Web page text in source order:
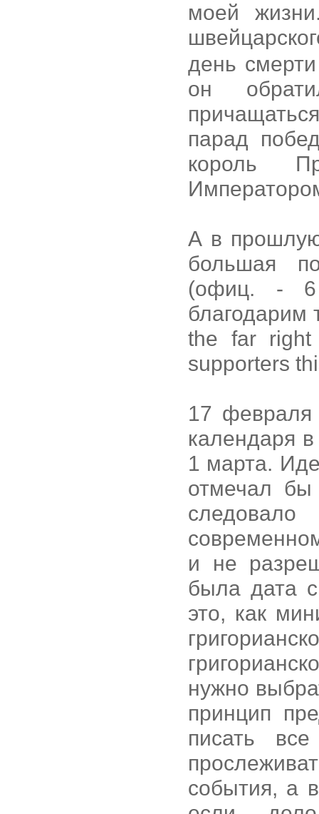
моей
день
он
парад
король
А в
большая
(офиц. - 6
благодарим
the far right
supporters
17 февраля
календаря
1 марта.
отмечал
и не
была дата
это, как
нужно
принцип
писать
события, а